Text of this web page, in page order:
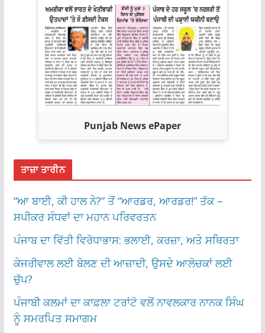
Punjab News ePaper
ਤਾਜ਼ਾ ਤਾਰੀਨ
“ਆ ਬਾਈ, ਕੀ ਹਾਲ ਨੇ?” ਤੋਂ “ਆਰਡਰ, ਆਰਡਰ!” ਤੱਕ –
ਸਪੀਕਰ ਸੰਧਵਾਂ ਦਾ ਮਹਾਨ ਪਰਿਵਰਤਨ
ਪੰਜਾਬ ਦਾ ਵਿੱਤੀ ਵਿਰੋਧਾਭਾਸ: ਭਲਾਈ, ਕਰਜ਼ਾ, ਅਤੇ ਸਥਿਰਤਾ
ਕੇਜਰੀਵਾਲ ਲਈ ਬੋਲਣ ਦੀ ਆਜ਼ਾਦੀ, ਉਸਦੇ ਆਲੋਚਕਾਂ ਲਈ
ਚੁੱਪ?
ਪੰਜਾਬੀ ਕਲਮਾਂ ਦਾ ਕਾਫ਼ਲਾ ਟਰਾਂਟੋ ਵਲੋਂ ਨਾਵਲਕਾਰ ਨਾਨਕ ਸਿੰਘ
ਨੂੰ ਸਮਰਪਿਤ ਸਮਾਗਮ